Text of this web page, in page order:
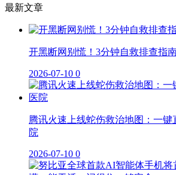
最新文章
开黑断网别慌！3分钟自救排查指
2026-07-10 0
腾讯火速上线蛇伤救治地图：一键
院
2026-07-10 0